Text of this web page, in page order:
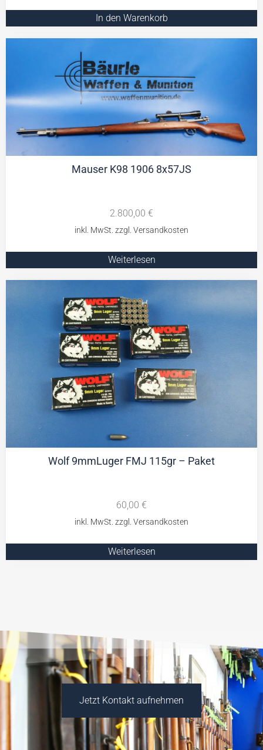
In den Warenkorb
Mauser K98 1906 8x57JS
2.800,00 €
Weiterlesen
Wolf 9mmLuger FMJ 115gr – Paket
60,00 €
Weiterlesen
Jetzt Kontakt aufnehmen